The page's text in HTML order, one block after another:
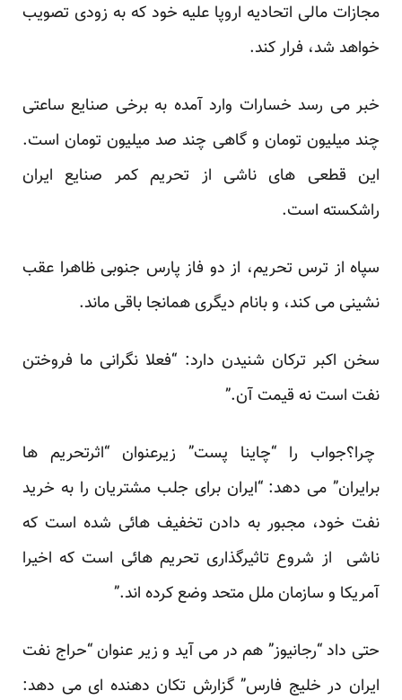
مجازات مالی اتحادیه اروپا علیه خود که به زودی تصویب
خواهد شد، فرار کند.
خبر می رسد خسارات وارد آمده به برخی صنایع ساعتی
چند میلیون تومان و گاهی چند صد میلیون تومان است.
این قطعی های ناشی از تحریم کمر صنایع ایران
راشکسته است.
سپاه از ترس تحریم، از دو فاز پارس جنوبی ظاهرا عقب
نشینی می کند، و بانام دیگری همانجا باقی ماند.
سخن اکبر ترکان شنیدن دارد: “فعلا نگرانی ما فروختن
نفت است نه قیمت آن.”
چرا؟جواب را “چاینا پست” زیرعنوان “اثرتحریم ها
برایران” می دهد: “ایران برای جلب مشتریان را به خرید
نفت خود، مجبور به دادن تخفیف هائی شده است که
ناشی از شروع تاثیرگذاری تحریم هائی است که اخیرا
آمریکا و سازمان ملل متحد وضع کرده اند.”
حتی داد “رجانیوز” هم در می آید و زیر عنوان “حراج نفت
ایران در خلیج فارس” گزارش تکان دهنده ای می دهد: